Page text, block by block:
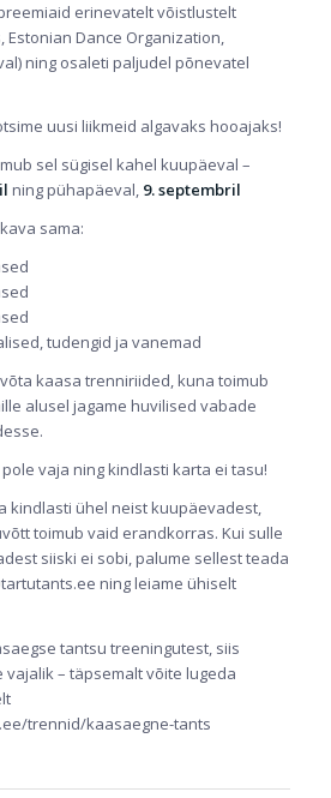
erinevatelt võistlustelt
Estonian Dance Organization,
ning osaleti paljudel põnevatel
uusi liikmeid algavaks hooajaks!
sel sügisel kahel kuupäeval –
ning pühapäeval, 9. septembril
sama:
tudengid ja vanemad
kaasa trenniriided, kuna toimub
alusel jagame huvilised vabade
vaja ning kindlasti karta ei tasu!
kindlasti ühel neist kuupäevadest,
toimub vaid erandkorras. Kui sulle
siiski ei sobi, palume sellest teada
ning leiame ühiselt
tantsu treeningutest, siis
– täpsemalt võite lugeda
trennid/kaasaegne-tants